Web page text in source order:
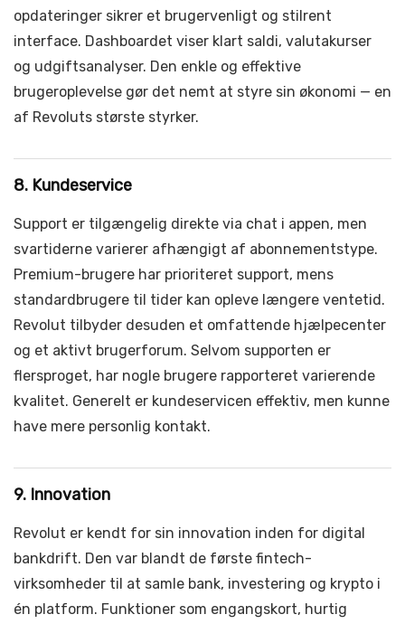
opdateringer sikrer et brugervenligt og stilrent
interface. Dashboardet viser klart saldi, valutakurser
og udgiftsanalyser. Den enkle og effektive
brugeroplevelse gør det nemt at styre sin økonomi — en
af Revoluts største styrker.
8. Kundeservice
Support er tilgængelig direkte via chat i appen, men
svartiderne varierer afhængigt af abonnementstype.
Premium-brugere har prioriteret support, mens
standardbrugere til tider kan opleve længere ventetid.
Revolut tilbyder desuden et omfattende hjælpecenter
og et aktivt brugerforum. Selvom supporten er
flersproget, har nogle brugere rapporteret varierende
kvalitet. Generelt er kundeservicen effektiv, men kunne
have mere personlig kontakt.
9. Innovation
Revolut er kendt for sin innovation inden for digital
bankdrift. Den var blandt de første fintech-
virksomheder til at samle bank, investering og krypto i
én platform. Funktioner som engangskort, hurtig